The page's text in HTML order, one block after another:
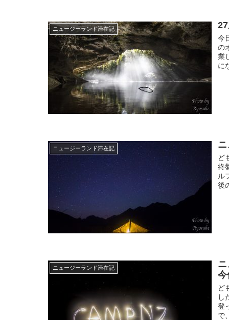
ニュージーランド滞在記
今
の
業
に
ニュージーランド滞在記
ど
終
ル
後
ニュージーランド滞在記
今
ど
し
登
で